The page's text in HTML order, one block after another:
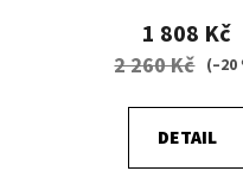
1 808 Kč
2 260 Kč (–20
DETAIL